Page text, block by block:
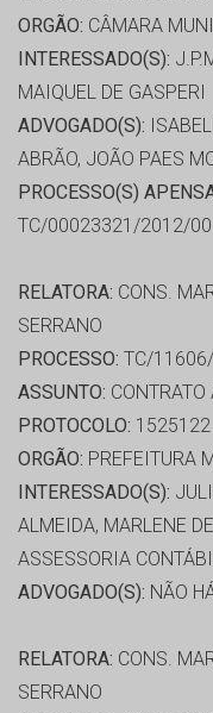
ORGÃO: CÂMARA
INTERESSADO(S):
MAIQUEL DE GASPERI
ADVOGADO(S):
ABRÃO, JOÃO PAES
PROCESSO(S)
TC/00023321/2012/
RELATORA: CONS.
SERRANO
PROCESSO: TC/
ASSUNTO:
PROTOCOLO: 1525122
ORGÃO: PREFEITURA
INTERESSADO(S):
ALMEIDA, MARLENE
ASSESSORIA
ADVOGADO(S): NÃO
RELATORA: CONS.
SERRANO